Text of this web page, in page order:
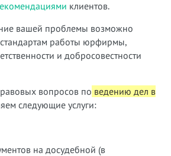
клиентов.
вашей проблемы возможно
работы юрфирмы,
и добросовестности
вопросов по ведению дел в
следующие услуги:
на досудебной (в